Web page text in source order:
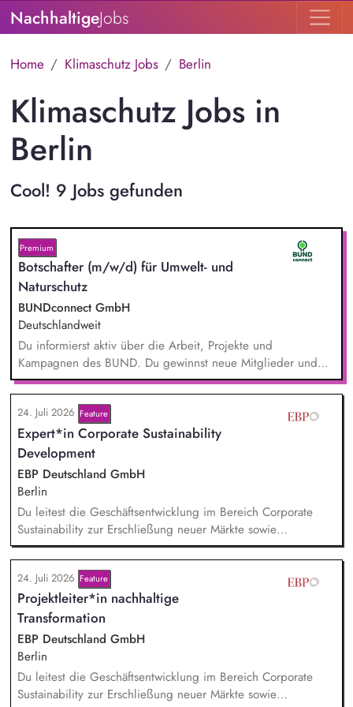
NachhaltigeJobs
Home Klimaschutz Jobs Berlin
Klimaschutz Jobs in
Berlin
Cool! 9 Jobs gefunden
Premium
Botschafter (m/w/d) für Umwelt- und
Naturschutz
BUNDconnect GmbH
Deutschlandweit
Du informierst aktiv über die Arbeit, Projekte und
Kampagnen des BUND. Du gewinnst neue Mitglieder und
stärkst damit langfristig den Umwelt- und Naturschutz. Du
beantwortest Fragen zu Umwelt-, Arten- und Klimaschutz nach
bestem Wissen und Gewissen. Du unterstützt Kampagnen
und Aktionen, beispielsweise durch das Sammeln von
Unterschriften für Petitionen.
24. Juli 2026 Feature
Expert*in Corporate Sustainability
Development
EBP Deutschland GmbH
Berlin
Du leitest die Geschäftsentwicklung im Bereich Corporate
Sustainability zur Erschließung neuer Märkte sowie
Entwicklung von Geschäftsmodellen. Dabei arbeitest du eng
mit einem bestehenden Team zusammen und entwickelst
dieses gemeinsam mit erfahrenen Projektleiter*innen weiter.
Zu Deinen Aufgaben gehören vor allem:
Strategieentwicklung, Trendanalysen, Partnermanagement
sowie Akquisition von Aufträgen, Neukunden und Projekten.
24. Juli 2026 Feature
Projektleiter*in nachhaltige
Transformation
EBP Deutschland GmbH
Berlin
Du leitest die Geschäftsentwicklung im Bereich Corporate
Sustainability zur Erschließung neuer Märkte sowie